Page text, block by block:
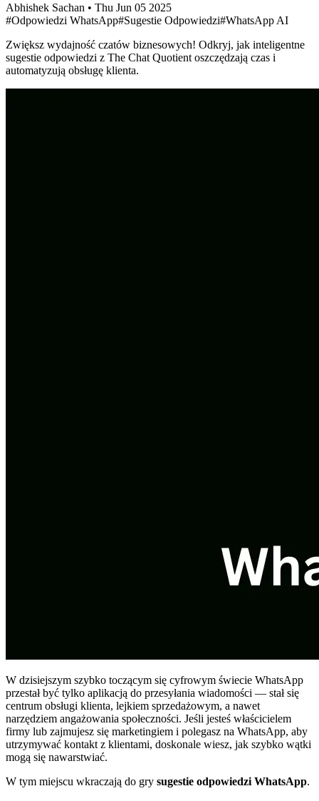
Abhishek Sachan • Thu Jun 05 2025
#Odpowiedzi WhatsApp#Sugestie Odpowiedzi#WhatsApp AI
Zwiększ wydajność czatów biznesowych! Odkryj, jak inteligentne
sugestie odpowiedzi z The Chat Quotient oszczędzają czas i
automatyzują obsługę klienta.
W dzisiejszym szybko toczącym się cyfrowym świecie WhatsApp
przestał być tylko aplikacją do przesyłania wiadomości — stał się
centrum obsługi klienta, lejkiem sprzedażowym, a nawet
narzędziem angażowania społeczności. Jeśli jesteś właścicielem
firmy lub zajmujesz się marketingiem i polegasz na WhatsApp, aby
utrzymywać kontakt z klientami, doskonale wiesz, jak szybko wątki
mogą się nawarstwiać.
W tym miejscu wkraczają do gry sugestie odpowiedzi WhatsApp.